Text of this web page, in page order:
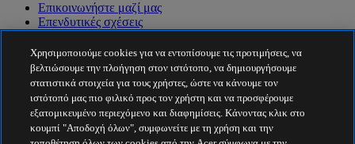
Επικοινωνήστε μαζί μας
Επενδυτικές σχέσεις
Βραβεία
Εκδηλώσεις
Βιωσιμότητα
Βιωσιμότητα
Χρησιμοποιούμε cookies για να εντοπίσουμε τις προτιμήσεις, να
βελτιώσουμε την πλοήγηση στον ιστότοπο, να δημιουργήσουμε
στατιστικά στοιχεία για τους χρήστες, ώστε να κάνουμε τον
ιστότοπό μας πιο φιλικό προς τον χρήστη και να προσφέρουμε
εξατομικευμένο περιεχόμενο και διαφημίσεις. Κάνοντας κλικ στο
κουμπί "Αποδοχή όλων", συμφωνείτε με τη χρήση και την